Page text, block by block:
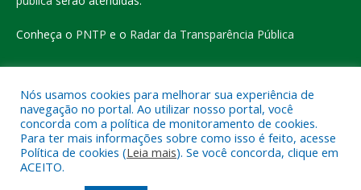
Conheça o PNTP e o Radar da Transparência Pública
Todos os direitos reservados a Prefeitura Municipal de Eldorado
do Carajás
Mapa do Site
Acessar o Webmail
Nós usamos cookies para melhorar sua experiência de
navegação no portal. Ao utilizar nosso portal, você
concorda com a política de monitoramento de cookies.
Para ter mais informações sobre como isso é feito, acesse
Política de cookies (Leia mais). Se você concorda, clique em
ACEITO.